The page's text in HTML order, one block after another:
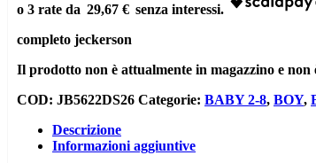
29,67 €
completo jeckerson
Il prodotto non è attualmente in magazzino e non
COD: JB5622DS26 Categorie: BABY 2-8, BOY,
Descrizione
Informazioni aggiuntive